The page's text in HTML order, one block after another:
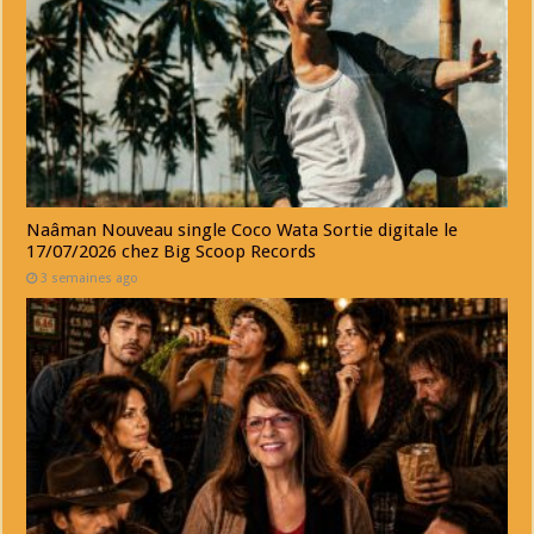
Naâman Nouveau single Coco Wata Sortie digitale le
17/07/2026 chez Big Scoop Records
3 semaines ago